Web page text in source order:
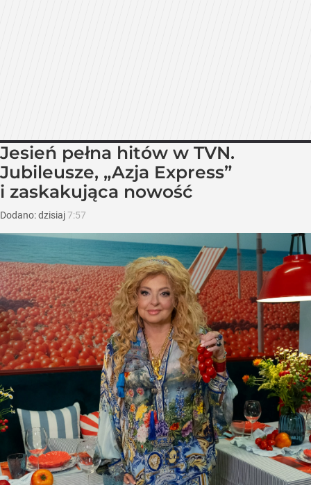
Jesień pełna hitów w TVN.
Jubileusze, „Azja Express”
i zaskakująca nowość
Dodano:dzisiaj7:57